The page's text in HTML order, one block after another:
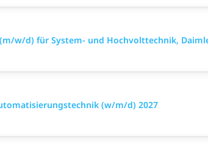
w/d) für System- und Hochvolttechnik,
(w/m/d) 2027